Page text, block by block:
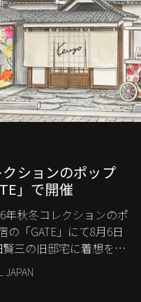
ションのポップ
」で開催
年秋冬コレクションのポ
「GATE」にて8月6日
三の旧邸宅に着想を得
び心が交差する最新
JAPAN